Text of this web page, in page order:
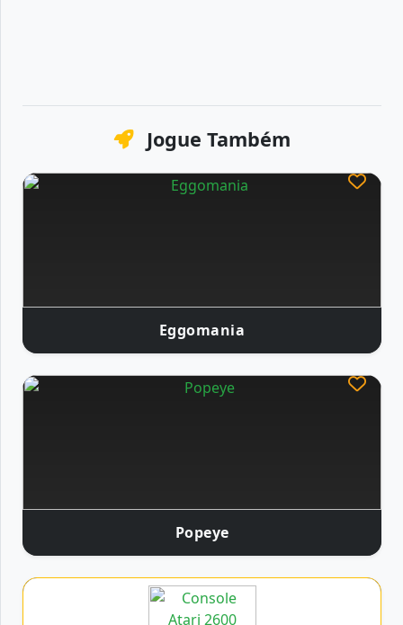
Jogue Também
Eggomania
Popeye